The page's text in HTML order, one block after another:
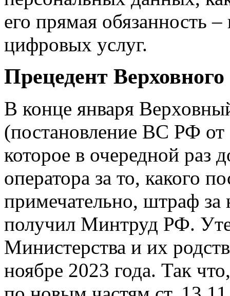
его прямая обязанность
цифровых услуг.
Прецедент
В конце января
(постановление ВС РФ
которое в очередной раз
оператора за то, какого
примечательно, штраф за
получил Минтруд РФ.
Министерства и их
ноябре 2023 года. Так